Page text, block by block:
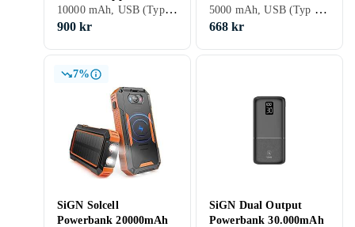
Watch 35W 10000mAh10000 mAh, USB (Typ C), Apple Lightning, USB (Type C), Inbyggd trådlös laddning, Stöd för snabbladdning, Genomgångsladdning, 3.5 A
900 kr
5000 mAh, USB (Typ C), Inbyggd trådlös laddning, Stöd för snabbladdning, Genomgångsladdning, Magsafe kompatibel, 3 A
668 kr
7%
SiGN Solcell
Powerbank 20000mAh
SiGN Dual Output
Powerbank 30.000mAh